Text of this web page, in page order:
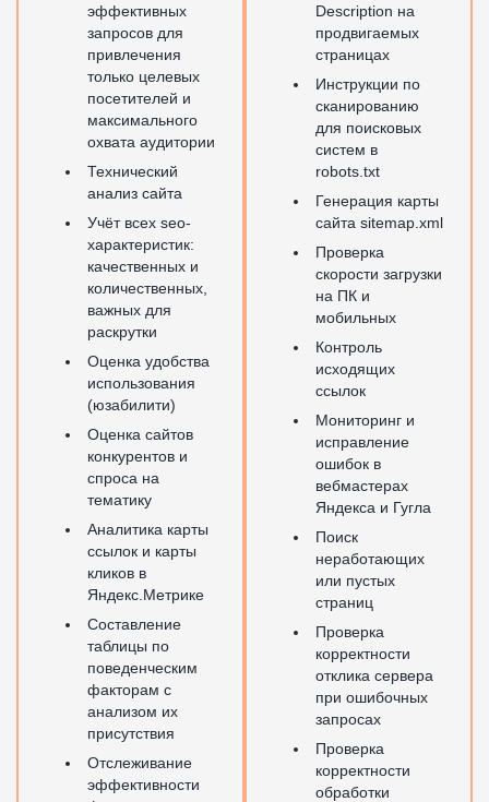
эффективных
запросов для
привлечения
только целевых
посетителей и
максимального
охвата аудитории
Технический
анализ сайта
Учёт всех seo-
характеристик:
качественных и
количественных,
важных для
раскрутки
Оценка удобства
использования
(юзабилити)
Оценка сайтов
конкурентов и
спроса на
тематику
Аналитика карты
ссылок и карты
кликов в
Яндекс.Метрике
Составление
таблицы по
поведенческим
факторам с
анализом их
присутствия
Отслеживание
эффективности
Description на
продвигаемых
страницах
Инструкции по
сканированию
для поисковых
систем в
robots.txt
Генерация карты
сайта sitemap.xml
Проверка
скорости загрузки
на ПК и
мобильных
Контроль
исходящих
ссылок
Мониторинг и
исправление
ошибок в
вебмастерах
Яндекса и Гугла
Поиск
неработающих
или пустых
страниц
Проверка
корректности
отклика сервера
при ошибочных
запросах
Проверка
корректности
обработки